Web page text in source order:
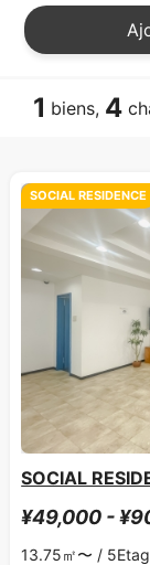
1 biens, 4
SOCIAL RESIDENCE
SOCIAL
¥49,000 -
13.75㎡〜 /